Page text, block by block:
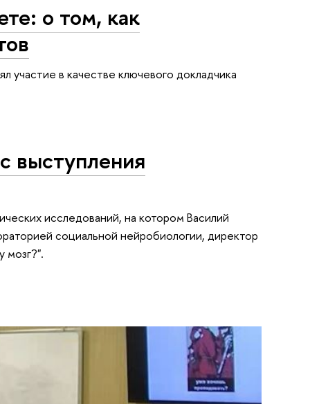
о том, как
участие в качестве ключевого докладчика
выступления
исследований, на котором Василий
социальной нейробиологии, директор
мозг?".